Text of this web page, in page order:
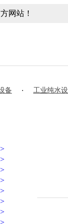
网站！
备 · 工业纯水
>
>
>
>
>
>
>
>